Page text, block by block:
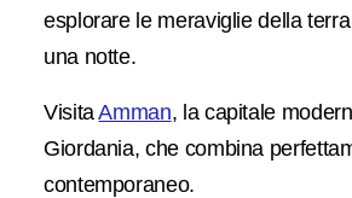
esplorare le meraviglie della
una notte.
VisitaAmman, la capitale
Giordania, che combina
contemporaneo.